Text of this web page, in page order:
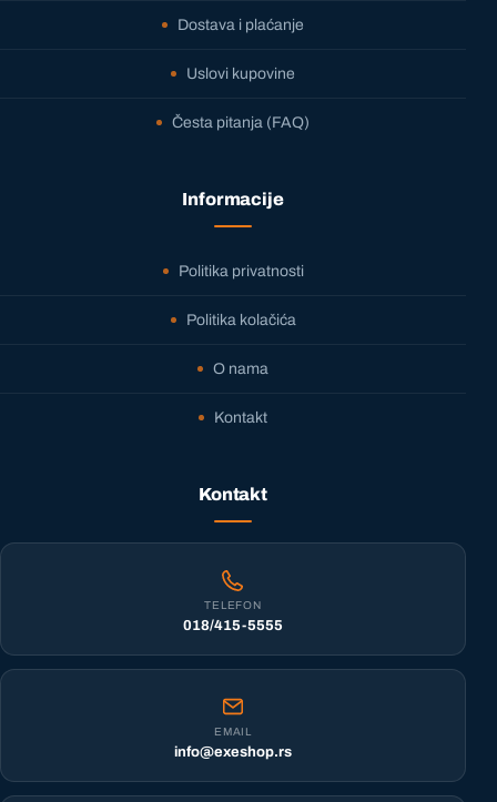
Dostava i plaćanje
Uslovi kupovine
Česta pitanja (FAQ)
Informacije
Politika privatnosti
Politika kolačića
O nama
Kontakt
Kontakt
TELEFON
018/415-5555
EMAIL
info@exeshop.rs